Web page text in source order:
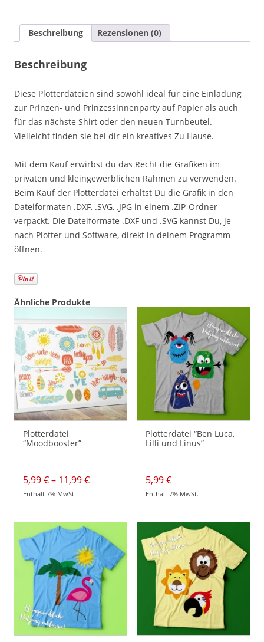
Beschreibung Rezensionen (0)
Beschreibung
Diese Plotterdateien sind sowohl ideal für eine Einladung
zur Prinzen- und Prinzessinnenparty auf Papier als auch
für das nächste Shirt oder den neuen Turnbeutel.
Vielleicht finden sie bei dir ein kreatives Zu Hause.
Mit dem Kauf erwirbst du das Recht die Grafiken im
privaten und kleingewerblichen Rahmen zu verwenden.
Beim Kauf der Plotterdatei erhältst Du die Grafik in den
Dateiformaten .DXF, .SVG, .JPG in einem .ZIP-Ordner
verpackt. Die Dateiformate .DXF und .SVG kannst Du, je
nach Plotter und Software, direkt in deinem Programm
öffnen.
Ähnliche Produkte
Plotterdatei
“Moodbooster”
5,99€– 11,99€Preisspanne:
Enthält 7% MwSt.
mehrere
Varianten
auf.
Die
Optionen
können
Produktseite
gewählt
werden
Plotterdatei “Ben Luca,
Lilli und Linus”
5,99€
Enthält 7% MwSt.